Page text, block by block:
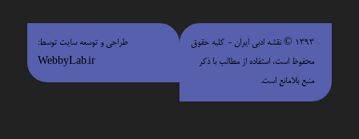
۱۳۹۳ © نقشه ادبی ایران - كليه حقوق
محفوظ است، استفاده از مطالب با ذكر
منبع بلامانع است.
طراحی و توسعه سایت توسط:
WebbyLab.ir